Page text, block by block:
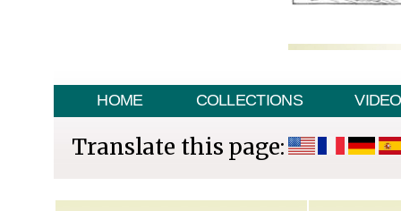
HOME COLLECTIONS VIDEO
Translate this page: